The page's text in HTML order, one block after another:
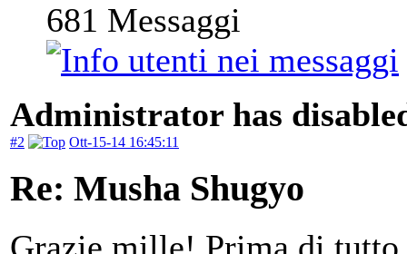
681 Messaggi
Administrator has
#2 Ott-15-14 16:45:11
Re: Musha Shugyo
Grazie mille! Prima di